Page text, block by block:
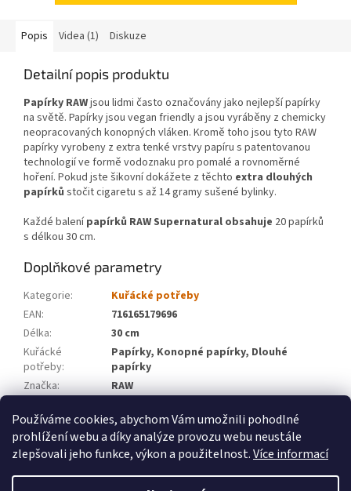
Používáme cookies, abychom Vám umožnili pohodlné
prohlížení webu a díky analýze provozu webu neustále
zlepšovali jeho funkce, výkon a použitelnost.Více informací
Popis Videa (1) Diskuze
Detailní popis produktu
Papírky RAWjsou lidmi často označovány jako nejlepší papírky
na světě. Papírky jsou vegan friendly a jsou vyráběny z chemicky
neopracovaných konopných vláken. Kromě toho jsou tyto RAW
papírky vyrobeny z extra tenké vrstvy papíru s patentovanou
technologií ve formě vodoznaku pro pomalé a rovnoměrné
hoření. Pokud jste šikovní dokážete z těchto extra dlouhých
papírků stočit cigaretu s až 14 gramy sušené bylinky.
Každé balenípapírků RAW Supernatural obsahuje 20 papírků
s délkou 30 cm.
Doplňkové parametry
Kategorie:
Kuřácké potřeby
EAN:
716165179696
Délka:
30 cm
Kuřácké
potřeby:
Papírky, Konopné papírky, Dlouhé
papírky
Značka:
RAW
Vytvořil Shoptet